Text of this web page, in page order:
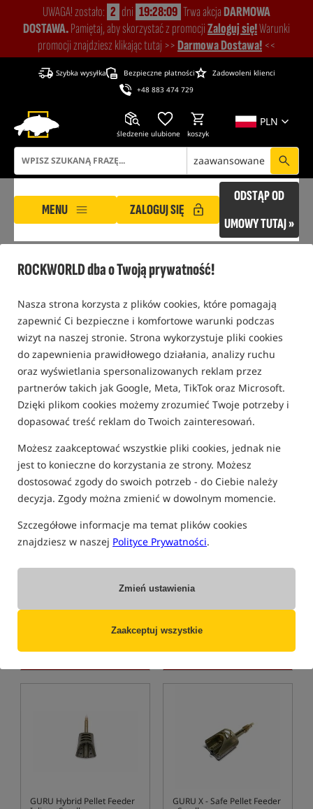
ROCKWORLD dba o Twoją prywatność!
Nasza strona korzysta z plików cookies, które pomagają
zapewnić Ci bezpieczne i komfortowe warunki podczas
wizyt na naszej stronie. Strona wykorzystuje pliki cookies
do zapewnienia prawidłowego działania, analizy ruchu
oraz wyświetlania spersonalizowanych reklam przez
partnerów takich jak Google, Meta, TikTok oraz Microsoft.
Dzięki plikom cookies możemy zrozumieć Twoje potrzeby i
dopasować treść reklam do Twoich zainteresowań.
Możesz zaakceptować wszystkie pliki cookies, jednak nie
jest to konieczne do korzystania ze strony. Możesz
dostosować zgody do swoich potrzeb - do Ciebie należy
decyzja. Zgody można zmienić w dowolnym momencie.
Szczegółowe informacje ma temat plików cookies
znajdziesz w naszej Polityce Prywatności.
Zmień ustawienia
Zaakceptuj wszystkie
UWAGA! zostało: 2 dni 19:28:09 Trwa akcjaDARMOWA
DOSTAWA.Pamiętaj, aby skorzystać z promocjiZaloguj się!Warunki
promocji znajdziesz klikając tutaj >>Darmowa Dostawa! <<
Szybka wysyłka Bezpieczne płatności
Zadowoleni klienci
+48 883 474 729
PLN
śledzenie ulubione koszyk
zaawansowane
MENU ZALOGUJ SIĘ
ODSTĄP OD
UMOWY TUTAJ »
FILTRUJ
KOSZYCZKI PELLET FEEDER
Preston Innovations ICS In-
Medium
Koszyczki zanętowe w rozmiarze M z systemem szybkiej wymiany ICS
KUP
Preston Innovations ICS In-
Koszyczki zanętowe w rozmiarze L z systemem szybkiej wymiany ICS
15,49
obniżką: 15.49
KUP
GURU Hybrid Pellet Feeder
GURU X - Safe Pellet Feeder